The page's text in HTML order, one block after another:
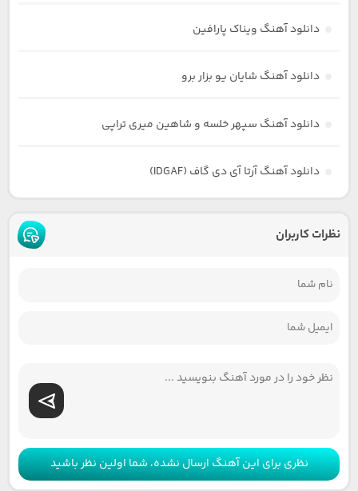
دانلود آهنگ ویناک پارافین
دانلود آهنگ شایان یو بزار برو
دانلود آهنگ سپهر خلسه و شاهین میری تراپی
دانلود آهنگ آرتا آی دی گاف (IDGAF)
نظرات کاربران
نظری برای این آهنگ ارسال نشده، شما اولین نظر باشید